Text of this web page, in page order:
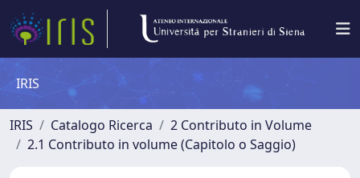
IRIS
IRIS Catalogo Ricerca
2 Contributo in Volume
2.1 Contributo in volume (Capitolo o Saggio)